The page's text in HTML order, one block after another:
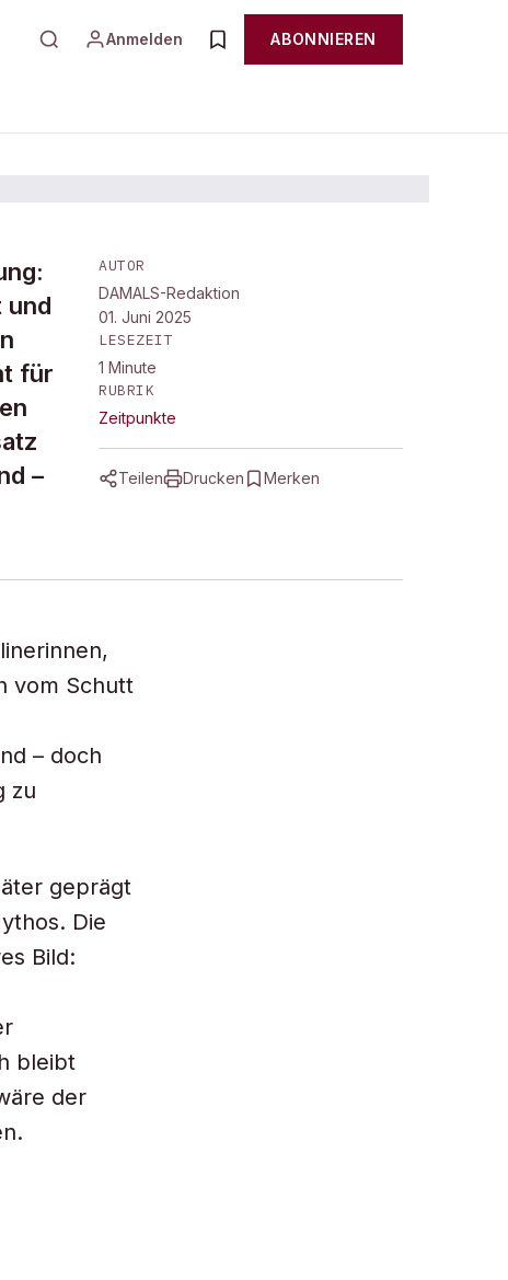
Anmelden ABONNIEREN
und
für
–
AUTOR
DAMALS-Redaktion
01. Juni 2025
LESEZEIT
1 Minute
RUBRIK
Zeitpunkte
Teilen Drucken Merken
vom Schutt
– doch
zu
geprägt
Die
Bild:
bleibt
der